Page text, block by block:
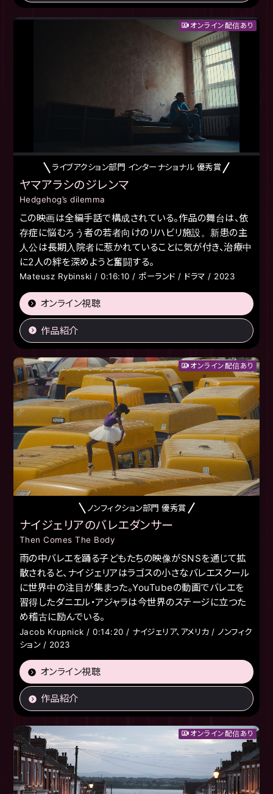
オンライン配信あり
ライブアクション部門 インターナショナル 優秀賞
ヤマアラシのジレンマ
Hedgehog’s dilemma
この映画は全編手話で構成されている。作品の舞台は、依
存症に悩むろう者の若者向けのリハビリ施設。新患の主
人公は長期入院者に惹かれていることに気が付き、治療中
に2人の絆を深めようと奮闘する。
Mateusz Rybinski / 0:16:10 / ポーランド / ドラマ / 2023
オンライン視聴
作品紹介
オンライン配信あり
ノンフィクション部門 優秀賞
ナイジェリアのバレエダンサー
Then Comes The Body
雨の中バレエを踊る子どもたちの映像がSNSを通じて拡
散されると、ナイジェリアはラゴスの小さなバレエスクール
に世界中の注目が集まった。YouTubeの動画でバレエを
習得したダニエル・アジャラは今世界のステージに立つた
め稽古に励んでいる。
Jacob Krupnick / 0:14:20 / ナイジェリア、アメリカ / ノンフィク
ション / 2023
オンライン視聴
作品紹介
オンライン配信あり